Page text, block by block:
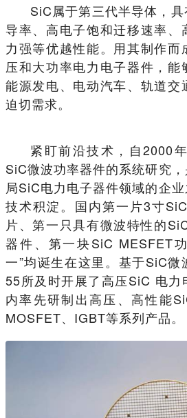
SiC属于第三代半导体，
导率、高电子饱和迁移速率、
力强等优越性能。用其制作而
压和大功率电力电子器件，
能源发电、电动汽车、轨道交
迫切需求。
紧盯前沿技术，自2000
SiC微波功率器件的系统研究
局SiC电力电子器件领域的企
技术积淀。国内第一片3寸
片、第一只具有微波特性的
器件、第一块SiC MESFET
一”均诞生在这里。基于SiC微
55所及时开展了高压SiC 电力
内率先研制出高压、高性能
MOSFET、IGBT等系列产品。